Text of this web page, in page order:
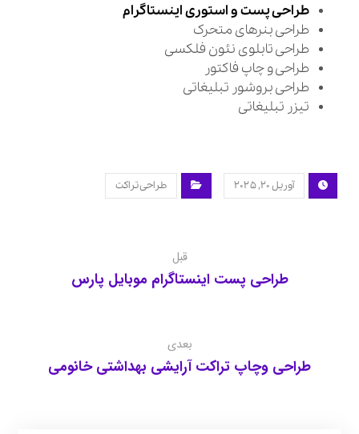
طراحی پست و استوری اینستاگرام
طراحی بنرهای متحرک
طراحی تابلوی نئون فلکسی
طراحی و چاپ فاکتور
طراحی بروشور تبلیغاتی
تیزر تبلیغاتی
آوریل ۲۰, ۲۰۲۵ طراحی تراکت
قبل
طراحی پست اینستاگرام موبایل پارس
بعدی
طراحی وچاپ تراکت آرایشی بهداشتی خانومی